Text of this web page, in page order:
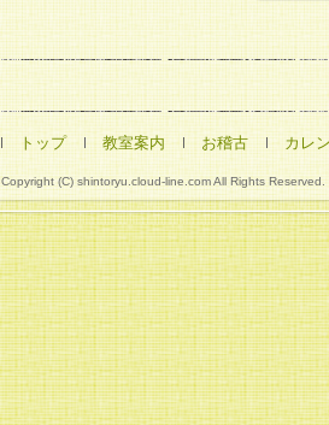
トップ
教室案内 お稽古 カレ
Copyright (C) shintoryu.cloud-line.com All Rights Reserved.